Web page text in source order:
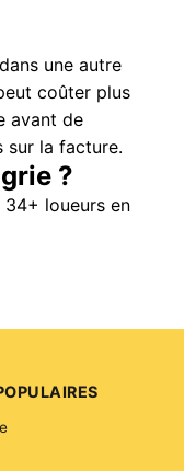
une autre
coûter plus
avant de
sur la facture.
?
34+ loueurs en